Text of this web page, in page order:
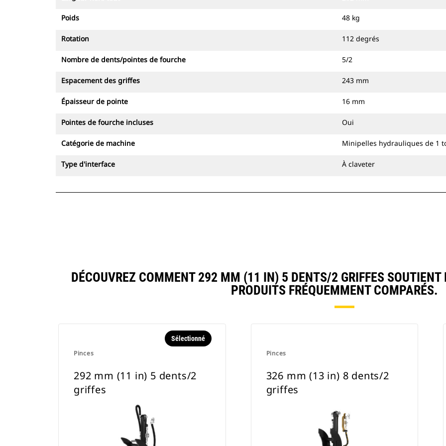
Poids 48 kg
Rotation 112 degrés
Nombre de dents/pointes de fourche 5/2
Espacement des griffes 243 mm
Épaisseur de pointe 16 mm
Pointes de fourche incluses Oui
Catégorie de machine Minipelles hydrauliques de 1
Type d'interface À claveter
DÉCOUVREZ COMMENT 292 MM (11 IN) 5 DENTS/2 GRIFFES
PRODUITS FRÉQUEMMENT COMPARÉS.
Pinces
Sélectionné
292 mm (11 in) 5 dents/2
griffes
Pinces
326 mm (13 in) 8 dents/2
griffes